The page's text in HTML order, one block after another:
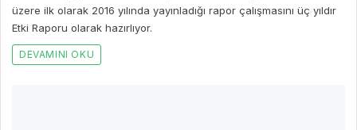
üzere ilk olarak 2016 yılında yayınladığı rapor çalışmasını üç yıldır
Etki Raporu olarak hazırlıyor.
DEVAMINI OKU